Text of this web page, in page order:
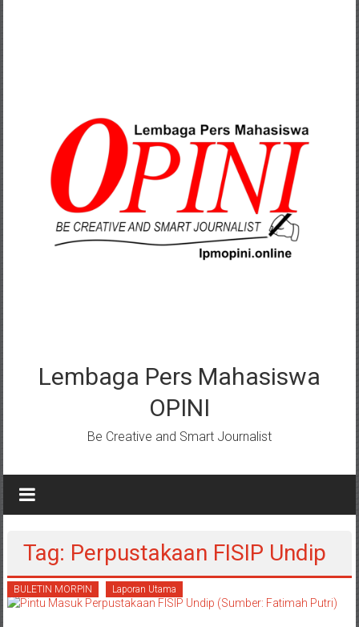
Lembaga Pers Mahasiswa
OPINI
Be Creative and Smart Journalist
Tag: Perpustakaan FISIP Undip
BULETIN MORPIN Laporan Utama